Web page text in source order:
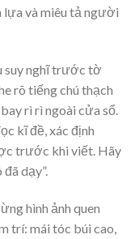
lựa và miêu tả người
suy nghĩ trước tờ
rõ tiếng chú thạch
rì rì ngoài cửa sổ.
kĩ đề, xác định
trước khi viết. Hãy
dạy”.
hình ảnh quen
trí: mái tóc búi cao,